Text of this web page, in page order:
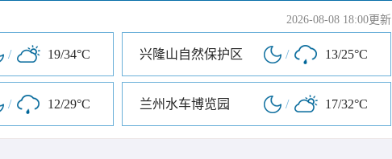
2026-08-08 18:00更新
/ 19/34°C 兴隆山自然保护区 / 13/25°C
/ 12/29°C 兰州水车博览园 / 17/32°C